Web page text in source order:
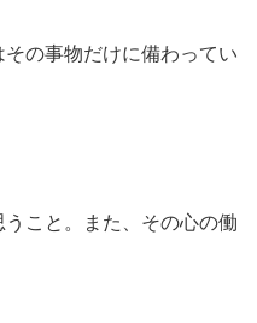
の事物だけに備わってい
こと。また、その心の働